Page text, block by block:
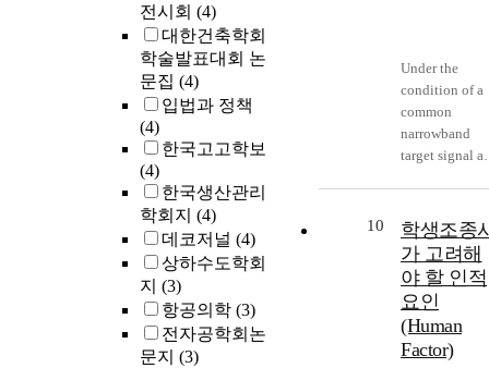
전시회 (4)
대한건축학회
학술발표대회 논
문집 (4)
입법과 정책
(4)
한국고고학보
(4)
한국생산관리
학회지 (4)
데코저널 (4)
상하수도학회
지 (3)
항공의학 (3)
전자공학회논
문지 (3)
Under the
condition of a
common
narrowband
target signal
several
directions, the
linearly
constrained
minimum
variance
(LCMV)
10
학생조종
가 고려해
야 할 인적
요인
(Human
Factor)